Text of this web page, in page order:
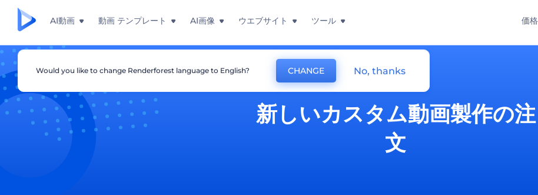
AI動画 動画 テンプレート AI画像 ウエブサイト ツール 価格
新しいカスタム動画製作の注
文
Would you like to change Renderforest language to English? CHANGE No, thanks